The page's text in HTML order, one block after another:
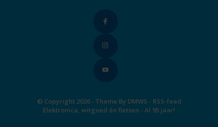
© Copyright 2026 - Theme By DMWS - RSS-feed
Elektronica, witgoed én fietsen - Al 95 jaar!